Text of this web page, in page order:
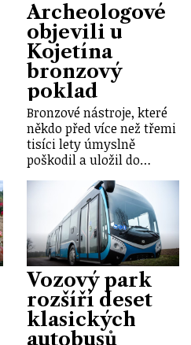
Archeologové
objevili u
Kojetína
bronzový
poklad
Bronzové nástroje, které
někdo před více než třemi
tisíci lety úmyslně
poškodil a uložil do…
Vozový park
rozšíří deset
klasických
autobusů